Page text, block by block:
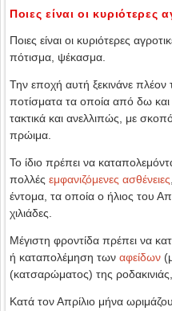
Ποιες είναι οι κυριότερες
Ποιες είναι οι κυριότερες
πότισμα, ψέκασμα.
Την εποχή αυτή ξεκινάνε πλέον
ποτίσματα τα οποία από δω και
τακτικά και ανελλιπώς, με
πρώιμα.
Το ίδιο πρέπει να
πολλές εμφανιζόμενες ασθένειες
έντομα, τα οποία ο ήλιος του
χιλιάδες.
Μέγιστη φροντίδα πρέπει να
ή καταπολέμηση των αφείδων
(κατσαρώματος) της
Κατά τον Απρίλιο μήνα